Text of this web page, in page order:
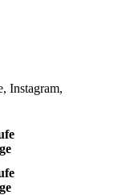
Instagram,